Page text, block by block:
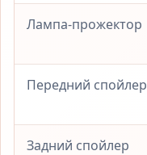
Лампа-прожектор
Передний спойлер
Задний спойлер